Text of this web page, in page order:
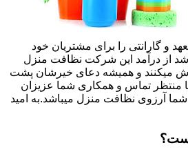
و گارانتی را برای مشتریان خود
از درآمد این شرکت نظافت منزل
میکنند و همیشه دعای خیرشان پشت
منتظر تماس و همکاری شما عزیزان
آرزوی نظافت منزل میباشد.به امید